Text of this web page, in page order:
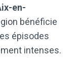
en-
bénéficie
épisodes
intenses.